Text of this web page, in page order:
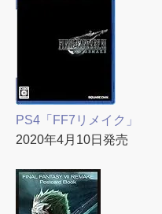
PS4「FF7リメイク」
2020年4月10日発売